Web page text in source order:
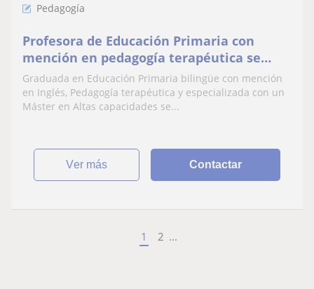
Pedagogía
Profesora de Educación Primaria con
mención en pedagogía terapéutica se
ofrece para dar clases a niños
Graduada en Educación Primaria bilingüe con mención
en Inglés, Pedagogía terapéutica y especializada con un
Máster en Altas capacidades se...
ver más Contactar
1 2 ...